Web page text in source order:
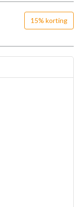
15% korting